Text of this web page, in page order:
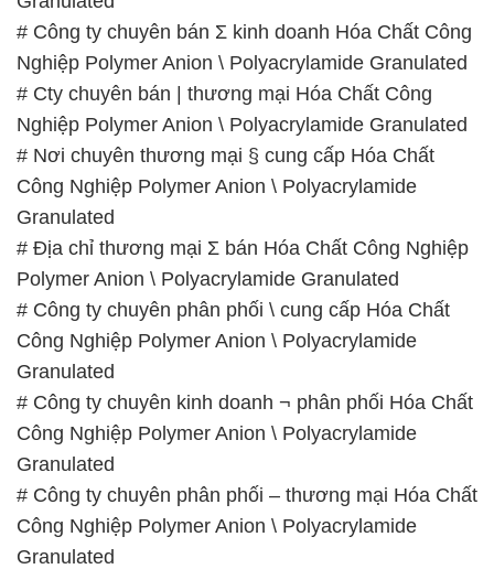
# Công ty chuyên bán Σ kinh doanh Hóa Chất Công
Nghiệp Polymer Anion \ Polyacrylamide Granulated
# Cty chuyên bán | thương mại Hóa Chất Công
Nghiệp Polymer Anion \ Polyacrylamide Granulated
# Nơi chuyên thương mại § cung cấp Hóa Chất
Công Nghiệp Polymer Anion \ Polyacrylamide
Granulated
# Địa chỉ thương mại Σ bán Hóa Chất Công Nghiệp
Polymer Anion \ Polyacrylamide Granulated
# Công ty chuyên phân phối \ cung cấp Hóa Chất
Công Nghiệp Polymer Anion \ Polyacrylamide
Granulated
# Công ty chuyên kinh doanh ¬ phân phối Hóa Chất
Công Nghiệp Polymer Anion \ Polyacrylamide
Granulated
# Công ty chuyên phân phối – thương mại Hóa Chất
Công Nghiệp Polymer Anion \ Polyacrylamide
Granulated